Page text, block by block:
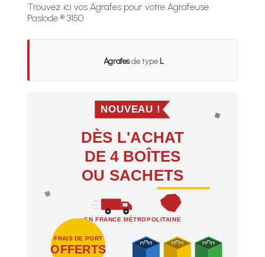
Trouvez ici vos Agrafes pour votre Agrafeuse
Paslode ® 3150
Agrafesde type L
NOUVEAU !
DÈS L'ACHAT
DE 4 BOÎTES
OU SACHETS
EN FRANCE MÉTROPOLITAINE
FRAIS DE PORT
OFFERTS